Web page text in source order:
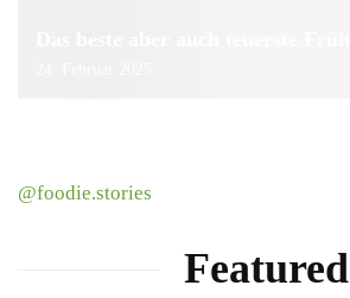
@foodie.stories
Featured